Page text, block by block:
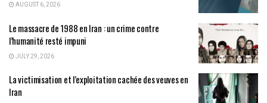
AUGUST 6, 2026
Le massacre de 1988 en Iran : un crime contre
l’humanité resté impuni
JULY 29, 2026
La victimisation et l’exploitation cachée des veuves en
Iran